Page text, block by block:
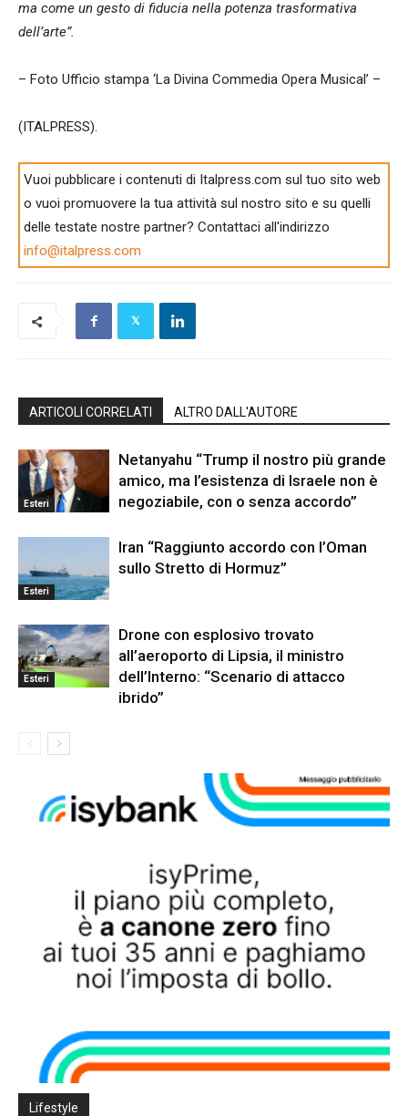
ma come un gesto di fiducia nella potenza trasformativa
dell’arte”.
– Foto Ufficio stampa ‘La Divina Commedia Opera Musical’ –
(ITALPRESS).
Vuoi pubblicare i contenuti di Italpress.com sul tuo sito web
o vuoi promuovere la tua attività sul nostro sito e su quelli
delle testate nostre partner? Contattaci all'indirizzo
info@italpress.com
ARTICOLI CORRELATI ALTRO DALL'AUTORE
Esteri
Netanyahu “Trump il nostro più grande
amico, ma l’esistenza di Israele non è
negoziabile, con o senza accordo”
Esteri
Iran “Raggiunto accordo con l’Oman
sullo Stretto di Hormuz”
Esteri
Drone con esplosivo trovato
all’aeroporto di Lipsia, il ministro
dell’Interno: “Scenario di attacco
ibrido”
Lifestyle